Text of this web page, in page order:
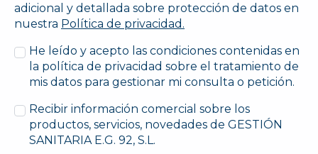
adicional y detallada sobre protección de datos en
nuestra Política de privacidad.
He leído y acepto las condiciones contenidas en
la política de privacidad sobre el tratamiento de
mis datos para gestionar mi consulta o petición.
Recibir información comercial sobre los
productos, servicios, novedades de GESTIÓN
SANITARIA E.G. 92, S.L.